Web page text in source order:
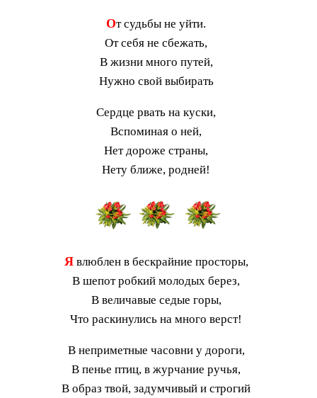
От судьбы не уйти.
От себя не сбежать,
В жизни много путей,
Нужно свой выбирать
Сердце рвать на куски,
Вспоминая о ней,
Нет дороже страны,
Нету ближе, родней!
Явлюблен в бескрайние просторы,
В шепот робкий молодых берез,
В величавые седые горы,
Что раскинулись на много верст!
В неприметные часовни у дороги,
В пенье птиц, в журчание ручья,
В образ твой, задумчивый и строгий